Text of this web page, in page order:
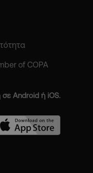
of COPA
Android ή iOS.